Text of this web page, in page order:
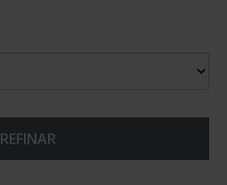
REFINAR